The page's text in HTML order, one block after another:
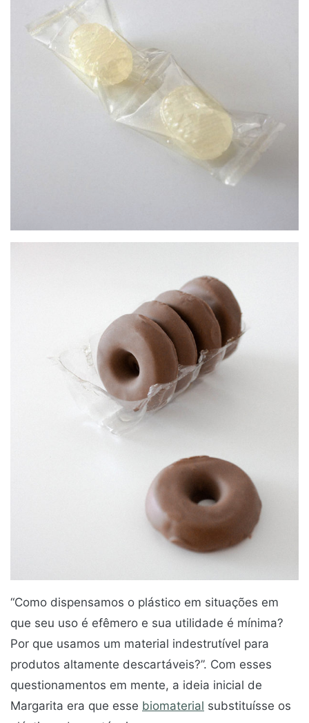
“Como dispensamos o plástico em situações em
que seu uso é efêmero e sua utilidade é mínima?
Por que usamos um material indestrutível para
produtos altamente descartáveis?”. Com esses
questionamentos em mente, a ideia inicial de
Margarita era que esse biomaterial substituísse os